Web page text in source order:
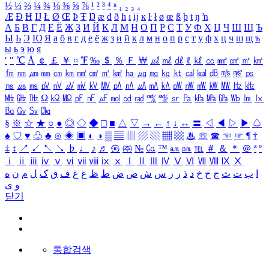
½ ⅓ ⅔ ¼ ¾ ⅛ ⅜ ⅝ ⅞ ¹ ² ³ ⁴ ⁿ ₁ ₂ ₃ ₄
Æ Ð Ħ Ĳ Ł Ø Œ Þ Ŧ Ŋ æ đ ð ħ ı ĳ ĸ ŀ ł ø œ ß þ ŧ ŋ ŉ
А Б В Г Д Е Ё Ж З И Й К Л М Н О П Р С Т У Ф Х Ц Ч Ш Щ Ъ
Ы Ь Э Ю Я а б в г д е ё ж з и й к л м н о п р с т у ф х ц ч ш щ ъ
ы ь э ю я
′ ″ ℃ Å ￠ ￡ ￥ ¤ ℉ ‰ ＄ ％ Ｆ ￦ ㎕ ㎖ ㎗ ℓ ㎘ ㏄ ㎣ ㎤ ㎥ ㎦
㎙ ㎚ ㎛ ㎜ ㎝ ㎞ ㎟ ㎠ ㎡ ㎢ ㏊ ㎍ ㎎ ㎏ ㏏ ㎈ ㎉ ㏈ ㎧ ㎨ ㎰
㎱ ㎲ ㎳ ㎴ ㎵ ㎶ ㎷ ㎸ ㎹ ㎀ ㎁ ㎂ ㎃ ㎄ ㎺ ㎻ ㎽ ㎾ ㎿ ㎐ ㎑
㎒ ㎓ ㎔ Ω ㏀ ㏁ ㎊ ㎋ ㎌ ㏖ ㏅ ㎭ ㎮ ㎯ ㏛ ㎩ ㎪ ㎫ ㎬ ㏝ ㏐
㏓
㏃ ㏉ ㏜ ㏆
§ ※ ☆ ★ ○ ● ◎ ◇ ◆ □ ■ △ ▽ → ← ↑ ↓ ↔ 〓 ◁ ◀ ▷ ▶ ♤
♠ ♡ ♥ ♧ ♣ ⊙ ◈ ▣ ◐ ◑ ▒ ▤ ▨ ▧ ▦ ▩ ♨ ☏ ☎ ☜ ☞ ¶ †
‡ ↕ ↗ ↙ ↖ ↘ ♭ ♩ ♪ ♬ ㉿ ㈜ № ㏇ ™ ㏂ ㏘ ℡ ＃ ＆ ＊ ＠ ª º
ⅰ
ⅱ ⅲ ⅳ ⅴ ⅵ ⅶ ⅷ ⅸ ⅹ Ⅳ Ⅴ Ⅵ Ⅶ Ⅷ Ⅸ Ⅹ
ب ت ث ج ح خ د ذ ر ز س ش ص ض ط ظ ع غ ف ق ک ل م ن ه
و ی
닫기
통합검색